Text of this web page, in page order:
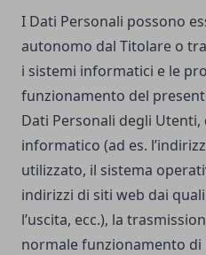
I Dati Personali possono
autonomo dal Titolare o
i sistemi informatici e le
funzionamento del
Dati Personali degli
informatico (ad es.
utilizzato, il sistema
indirizzi di siti web dai
l’uscita, ecc.), la
normale funzionamento